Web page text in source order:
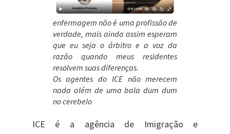
enfermagem não é uma profissão de
verdade, mais ainda assim esperam
que eu seja o árbitro e a voz da
razão quando meus residentes
resolvem suas diferenças.
Os agentes do ICE não merecem
nada além de uma bala dum dum
no cerebelo
ICE é a agência de Imigração e